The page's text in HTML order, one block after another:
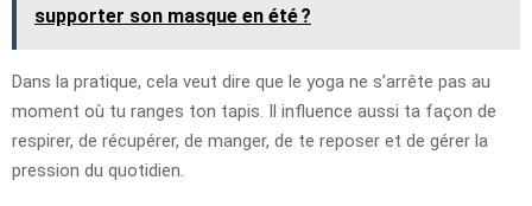
supporter son masque en été ?
Dans la pratique, cela veut dire que le yoga ne s’arrête pas au
moment où tu ranges ton tapis. Il influence aussi ta façon de
respirer, de récupérer, de manger, de te reposer et de gérer la
pression du quotidien.